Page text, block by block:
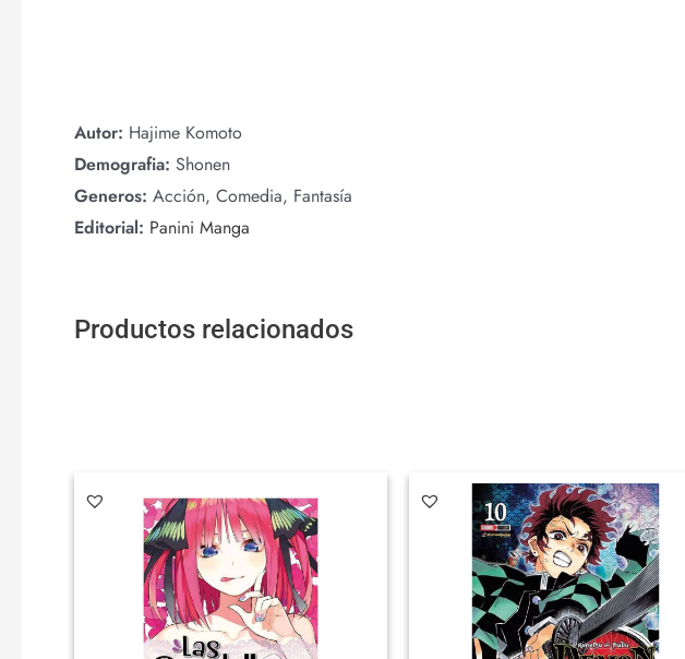
Autor: Hajime Komoto
Demografia: Shonen
Generos: Acción, Comedia, Fantasía
Editorial: Panini Manga
Productos relacionados